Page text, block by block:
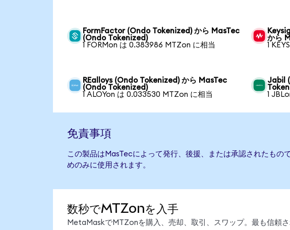
FormFactor (Ondo Tokenized) から MasTec
(Ondo Tokenized)
1 FORMon は 0.383986 MTZon に相当
から
1
REalloys (Ondo Tokenized) から MasTec
(Ondo Tokenized)
1 ALOYon は 0.033530 MTZon に相当
Jabil
1
免責事項
この製品はMasTecによって発行、後援、または承認されたも
めのみに使用されます。
数秒でMTZonを入手
MetaMaskでMTZonを購入、売却、取引、スワップ。最も信頼さ